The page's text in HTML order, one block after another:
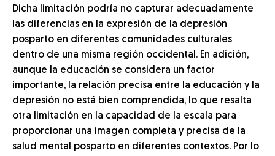
Dicha limitación podría no capturar adecuadamente
las diferencias en la expresión de la depresión
posparto en diferentes comunidades culturales
dentro de una misma región occidental. En adición,
aunque la educación se considera un factor
importante, la relación precisa entre la educación y la
depresión no está bien comprendida, lo que resalta
otra limitación en la capacidad de la escala para
proporcionar una imagen completa y precisa de la
salud mental posparto en diferentes contextos. Por lo